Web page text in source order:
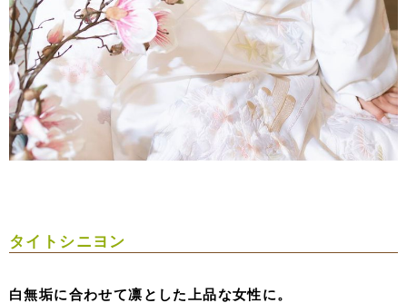
タイトシニヨン
白無垢に合わせて凛とした上品な女性に。